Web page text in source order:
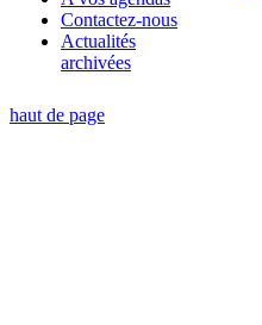
Contactez-nous
Actualités
archivées
haut de page